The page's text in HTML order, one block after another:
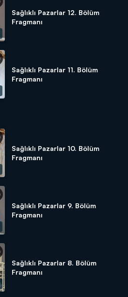
Sağlıklı Pazarlar 12. Bölüm
Fragmanı
Sağlıklı Pazarlar 11. Bölüm
Fragmanı
Sağlıklı Pazarlar 10. Bölüm
Fragmanı
Sağlıklı Pazarlar 9. Bölüm
Fragmanı
Sağlıklı Pazarlar 8. Bölüm
Fragmanı